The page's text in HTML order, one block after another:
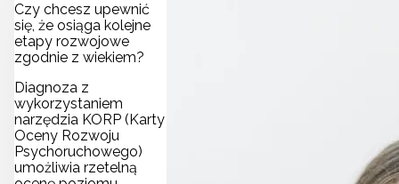
Czy chcesz upewnić
się, że osiąga kolejne
etapy rozwojowe
zgodnie z wiekiem?
Diagnoza z
wykorzystaniem
narzędzia KORP (Karty
Oceny Rozwoju
Psychoruchowego)
umożliwia rzetelną